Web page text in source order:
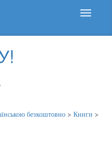
безкоштовно > Книги >